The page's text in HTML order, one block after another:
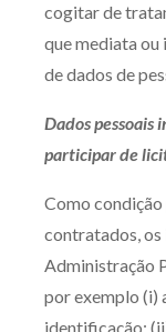
cogitar de
que mediata
de dados de
Dados pessoais
participar de
Como
contratados,
Administração
por exemplo (i)
identificação;